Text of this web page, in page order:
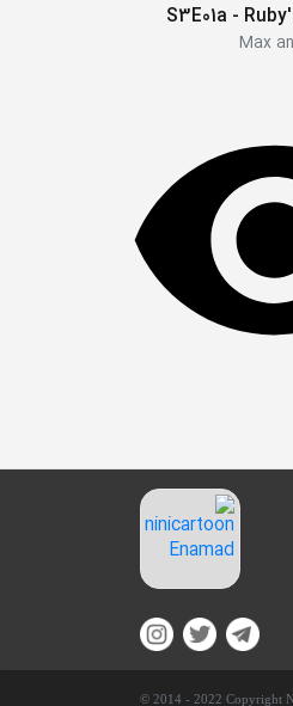
S3E01a -
© 2014 - 2022 Copyright